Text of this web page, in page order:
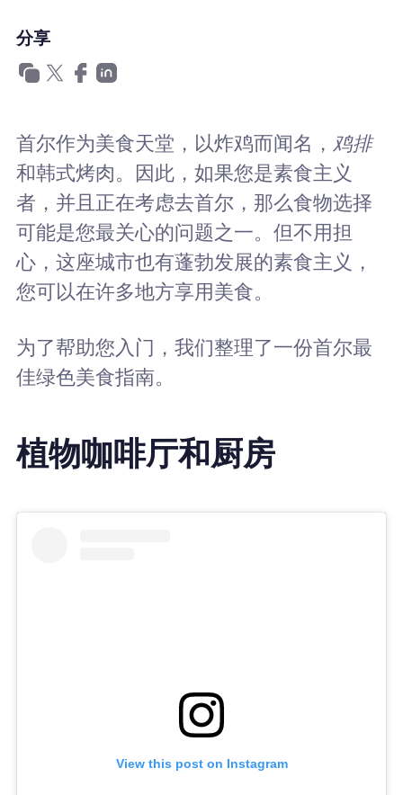
为什么选择Nomad eSIM
企业用户
分享
首尔作为美食天堂，以炸鸡而闻名， 鸡排
和韩式烤肉。因此，如果您是素食主义
者，并且正在考虑去首尔，那么食物选择
可能是您最关心的问题之一。但不用担
心，这座城市也有蓬勃发展的素食主义，
您可以在许多地方享用美食。
为了帮助您入门，我们整理了一份首尔最
佳绿色美食指南。
植物咖啡厅和厨房
View this post on Instagram